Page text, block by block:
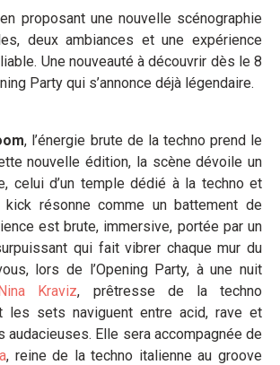
proposant une nouvelle scénographie
deux ambiances et une expérience
Une nouveauté à découvrir dès le 8
Party qui s’annonce déjà légendaire.
, l’énergie brute de la techno prend le
nouvelle édition, la scène dévoile un
celui d’un temple dédié à la techno et
kick résonne comme un battement de
est brute, immersive, portée par un
qui fait vibrer chaque mur du
lors de l’Opening Party, à une nuit
Kraviz, prêtresse de la techno
les sets naviguent entre acid, rave et
audacieuses. Elle sera accompagnée de
, reine de la techno italienne au groove